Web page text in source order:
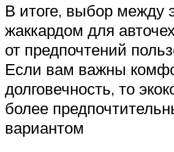
В итоге, выбор между
жаккардом для
от предпочтений
Если вам важны
долговечность, то
более
вариантом